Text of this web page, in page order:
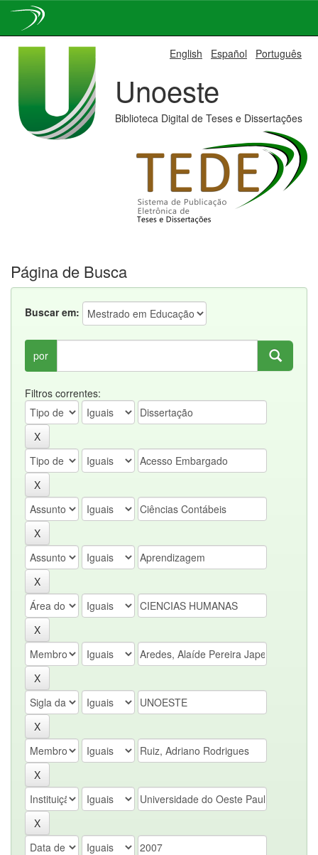
English Español Português
Unoeste
Biblioteca Digital de Teses e Dissertações
Página de Busca
Buscar em:
por
Filtros correntes: